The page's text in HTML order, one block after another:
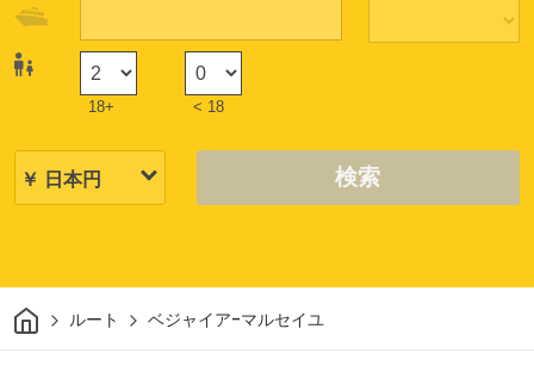
18+ < 18
検索
家 ルート ベジャイア-マルセイユ